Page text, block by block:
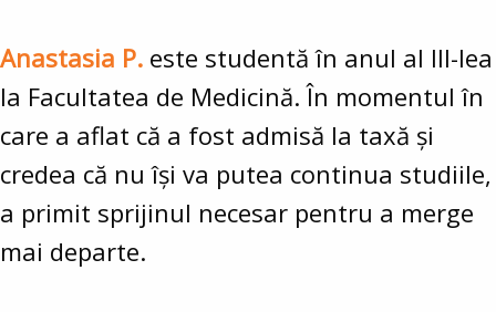
Anastasia P. este studentă în anul al III-lea
la Facultatea de Medicină. În momentul în
care a aflat că a fost admisă la taxă și
credea că nu își va putea continua studiile,
a primit sprijinul necesar pentru a merge
mai departe.